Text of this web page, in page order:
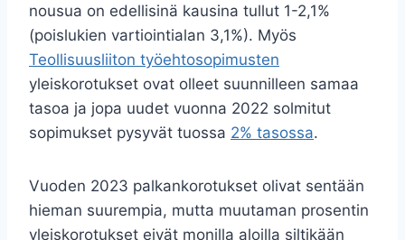
nousua on edellisinä kausina tullut 1-2,1%
(poislukien vartiointialan 3,1%). Myös
Teollisuusliiton työehtosopimusten
yleiskorotukset ovat olleet suunnilleen samaa
tasoa ja jopa uudet vuonna 2022 solmitut
sopimukset pysyvät tuossa 2% tasossa.
Vuoden 2023 palkankorotukset olivat sentään
hieman suurempia, mutta muutaman prosentin
yleiskorotukset eivät monilla aloilla siltikään